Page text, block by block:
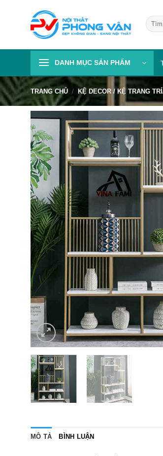
Tìm
kiếm:
DANH MỤC SẢN PHẨM
TRANG CHỦ / KỆ DECOR / KỆ TRANG
MÔ TẢ BÌNH LUẬN